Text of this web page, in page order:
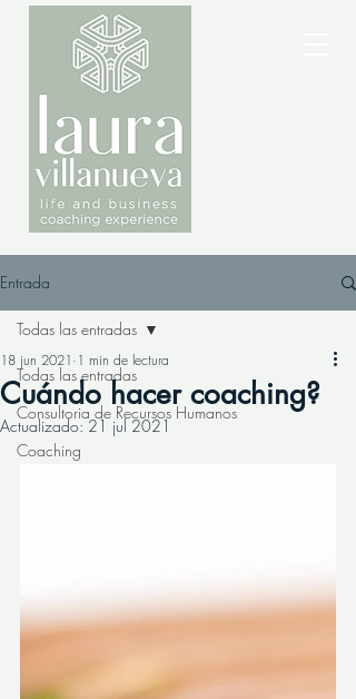
Entrada
Todas las entradas
Consultoria de Recursos Humanos
Coaching
Todas las entradas
Cuándo hacer coaching?
18 jun 2021 1 min de lectura
Actualizado:21 jul 2021